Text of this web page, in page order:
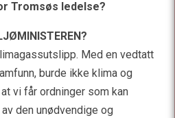
Tromsøs ledelse?
Med en vedtatt
burde ikke klima og
vi får ordninger som kan
den unødvendige og